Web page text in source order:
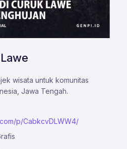
wisata untuk komunitas
Jawa Tengah.
p/CabkcvDLWW4/